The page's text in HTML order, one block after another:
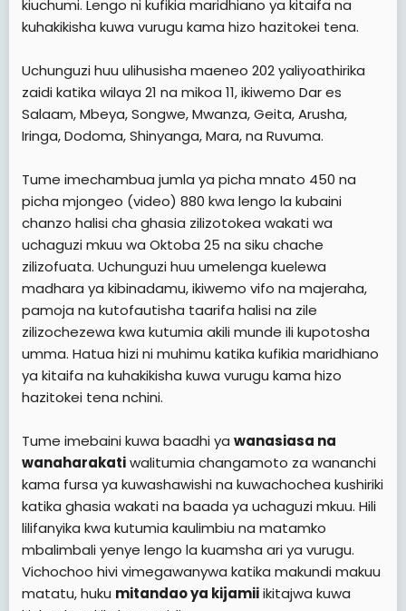
kiuchumi. Lengo ni kufikia maridhiano ya kitaifa na
kuhakikisha kuwa vurugu kama hizo hazitokei tena.
Uchunguzi huu ulihusisha maeneo 202 yaliyoathirika
zaidi katika wilaya 21 na mikoa 11, ikiwemo Dar es
Salaam, Mbeya, Songwe, Mwanza, Geita, Arusha,
Iringa, Dodoma, Shinyanga, Mara, na Ruvuma.
Tume imechambua jumla ya picha mnato 450 na
picha mjongeo (video) 880 kwa lengo la kubaini
chanzo halisi cha ghasia zilizotokea wakati wa
uchaguzi mkuu wa Oktoba 25 na siku chache
zilizofuata. Uchunguzi huu umelenga kuelewa
madhara ya kibinadamu, ikiwemo vifo na majeraha,
pamoja na kutofautisha taarifa halisi na zile
zilizochezewa kwa kutumia akili munde ili kupotosha
umma. Hatua hizi ni muhimu katika kufikia maridhiano
ya kitaifa na kuhakikisha kuwa vurugu kama hizo
hazitokei tena nchini.
Tume imebaini kuwa baadhi ya wanasiasa na
wanaharakatiwalitumia changamoto za wananchi
kama fursa ya kuwashawishi na kuwachochea kushiriki
katika ghasia wakati na baada ya uchaguzi mkuu. Hili
lilifanyika kwa kutumia kaulimbiu na matamko
mbalimbali yenye lengo la kuamsha ari ya vurugu.
Vichochoo hivi vimegawanywa katika makundi makuu
matatu, huku mitandao ya kijamiiikitajwa kuwa